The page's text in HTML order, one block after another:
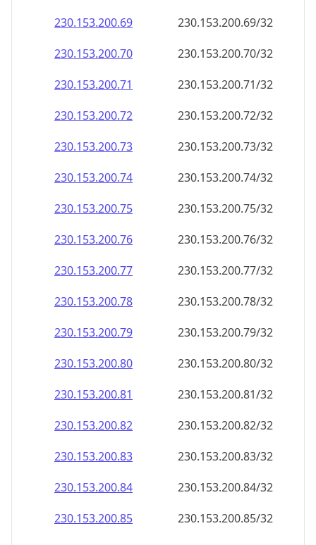
230.153.200.69
230.153.200.69/32
230.153.200.70
230.153.200.70/32
230.153.200.71
230.153.200.71/32
230.153.200.72
230.153.200.72/32
230.153.200.73
230.153.200.73/32
230.153.200.74
230.153.200.74/32
230.153.200.75
230.153.200.75/32
230.153.200.76
230.153.200.76/32
230.153.200.77
230.153.200.77/32
230.153.200.78
230.153.200.78/32
230.153.200.79
230.153.200.79/32
230.153.200.80
230.153.200.80/32
230.153.200.81
230.153.200.81/32
230.153.200.82
230.153.200.82/32
230.153.200.83
230.153.200.83/32
230.153.200.84
230.153.200.84/32
230.153.200.85
230.153.200.85/32